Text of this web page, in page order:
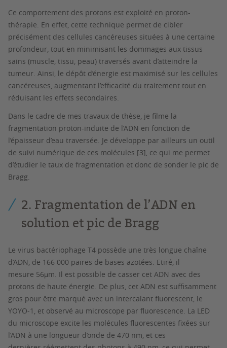
Ce comportement des protons est exploité en proton-
thérapie. En effet, cette technique permet de cibler
précisément des cellules cancéreuses situées à une certaine
profondeur, tout en minimisant les dommages aux tissus
sains (muscle, tissu, peau) traversés avant d’atteindre la
tumeur. Ainsi, le dépôt d’énergie est maximisé sur les cellules
cancéreuses, augmentant l’efficacité du traitement tout en
réduisant les effets secondaires.
Dans le cadre de mes travaux de thèse, je filme la
fragmentation proton-induite de l’ADN en fonction de
l’épaisseur d’eau traversée. Je développe par ailleurs un outil
de suivi numérique de ces molécules [3], ce qui me permet
d’étudier le taux de fragmentation et donc de sonder le pic de
Bragg.
2. Fragmentation de l’ADN en
solution et pic de Bragg
Le virus bactériophage T4 possède une très longue chaîne
d’ADN, de 166 000 paires de bases azotées. Etiré, il
mesure 56μm. Il est possible de casser cet ADN avec des
protons de haute énergie. De plus, cet ADN est suffisamment
gros pour être marqué avec un intercalant fluorescent, le
YOYO-1, et observé au microscope par fluorescence. La LED
du microscope excite les molécules fluorescentes fixées sur
l’ADN à une longueur d’onde de 470 nm, et ces